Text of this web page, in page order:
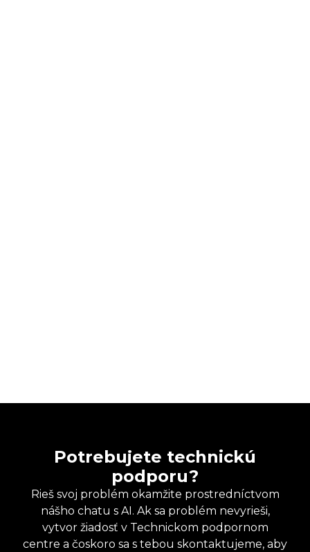
Potrebujete technickú
podporu?
Rieš svoj problém okamžite prostredníctvom
nášho chatu s AI. Ak sa problém nevyrieši,
vytvor žiadosť v Technickom podpornom
centre a čoskoro sa s tebou skontaktujeme, aby